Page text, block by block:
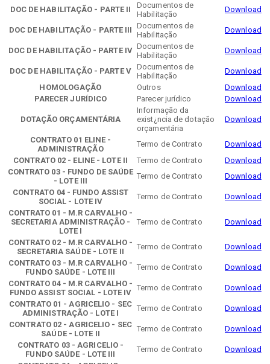
DOC DE HABILITAÇÃO - PARTE II
Documentos de
Habilitação
Download
DOC DE HABILITAÇÃO - PARTE III Documentos de
Habilitação
Download
DOC DE HABILITAÇÃO - PARTE IV Documentos de
Habilitação
Download
DOC DE HABILITAÇÃO - PARTE V
Documentos de
Habilitação
Download
HOMOLOGAÇÃO
Outros
Download
PARECER JURÍDICO
Parecer jurídico Download
DOTAÇÃO ORÇAMENTÁRIA
Informação da
exist¿ncia de dotação
orçamentária
Download
CONTRATO 01 ELINE -
ADMINISTRAÇÃO
Termo de Contrato
Download
CONTRATO 02 - ELINE - LOTE II
Termo de Contrato
Download
CONTRATO 03 - FUNDO DE SAÚDE
- LOTE III
Termo de Contrato
Download
CONTRATO 04 - FUNDO ASSIST
SOCIAL - LOTE IV
Termo de Contrato
Download
CONTRATO 01 - M.R CARVALHO -
SECRETARIA ADMINISTRAÇÃO -
LOTE I
Termo de Contrato Download
CONTRATO 02 - M.R CARVALHO -
SECRETARIA SAÚDE - LOTE II
Termo de Contrato
Download
CONTRATO 03 - M.R CARVALHO -
FUNDO SAÚDE - LOTE III
Termo de Contrato
Download
CONTRATO 04 - M.R CARVALHO -
FUNDO ASSIST SOCIAL - LOTE IV
Termo de Contrato
Download
CONTRATO 01 - AGRICELIO - SEC
ADMINISTRAÇÃO - LOTE I
Termo de Contrato
Download
CONTRATO 02 - AGRICELIO - SEC
SAÚDE - LOTE II
Termo de Contrato
Download
CONTRATO 03 - AGRICELIO -
FUNDO SAÚDE - LOTE III
Termo de Contrato
Download